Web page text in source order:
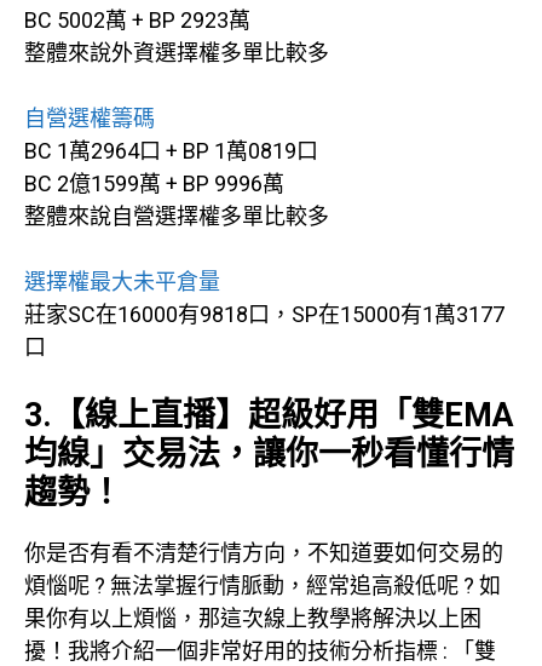
BC 5002萬 + BP 2923萬
整體來說外資選擇權多單比較多
自營選權籌碼
BC 1萬2964口 + BP 1萬0819口
BC 2億1599萬 + BP 9996萬
整體來說自營選擇權多單比較多
選擇權最大未平倉量
莊家SC在16000有9818口，SP在15000有1萬3177
口
3.【線上直播】超級好用「雙EMA
均線」交易法，讓你一秒看懂行情
趨勢！
你是否有看不清楚行情方向，不知道要如何交易的
煩惱呢 ? 無法掌握行情脈動，經常追高殺低呢 ? 如
果你有以上煩惱，那這次線上教學將解決以上困
擾！我將介紹一個非常好用的技術分析指標 : 「雙